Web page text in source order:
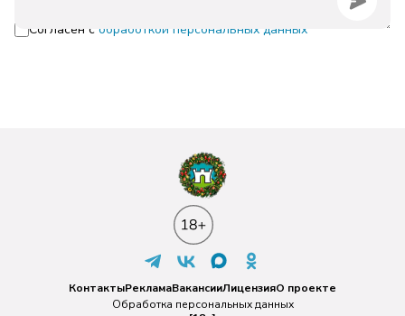
Согласен с обработкой персональных данных
КонтактыРекламаВакансииЛицензияО проекте
Обработка персональных данных